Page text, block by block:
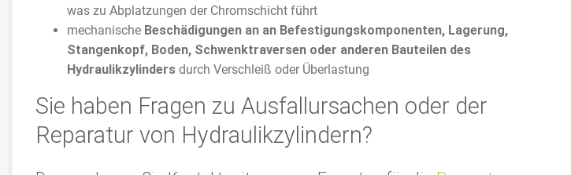
was zu Abplatzungen der Chromschicht führt
mechanische Beschädigungen an an Befestigungskomponenten, Lagerung,
Stangenkopf, Boden, Schwenktraversen oder anderen Bauteilen des
Hydraulikzylinders durch Verschleiß oder Überlastung
Sie haben Fragen zu Ausfallursachen oder der
Reparatur von Hydraulikzylindern?